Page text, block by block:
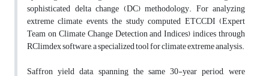
sophisticated delta change (DC) methodology. For analyzing
extreme climate events, the study computed ETCCDI (Expert
Team on Climate Change Detection and Indices) indices through
RClimdex software, a specialized tool for climate extreme analysis.
Saffron yield data, spanning the same 30-year period, were